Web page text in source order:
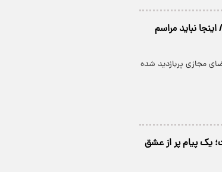
نباید مراسم
مجازی پربازدید شده
یک پیام پر از عشق